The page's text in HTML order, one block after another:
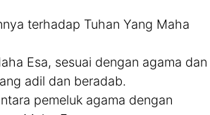
terhadap Tuhan Yang Maha
Esa, sesuai dengan agama dan
adil dan beradab.
pemeluk agama dengan